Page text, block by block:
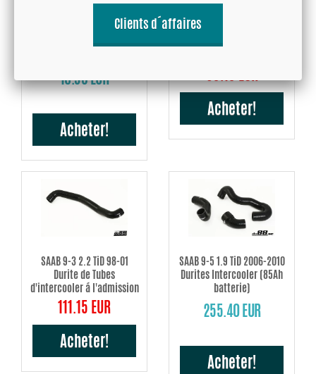
SAAB 9-3 2.2 TiD 98-02
16.93 EUR
Acheter!
SAAB 9-3 2.2 TiD 98-02
Acheter!
SAAB 9-3 2.2 TiD 98-01
Durite de Tubes
d'intercooler á l'admission
111.15 EUR
Acheter!
SAAB 9-5 1.9 TiD 2006-2010
Durites Intercooler (85Ah
batterie)
255.40 EUR
Acheter!
Clients d´affaires